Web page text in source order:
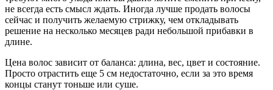
не всегда есть смысл ждать. Иногда лучше продать волосы
сейчас и получить желаемую стрижку, чем откладывать
решение на несколько месяцев ради небольшой прибавки в
длине.
Цена волос зависит от баланса: длина, вес, цвет и состояние.
Просто отрастить еще 5 см недостаточно, если за это время
концы станут тоньше или суше.